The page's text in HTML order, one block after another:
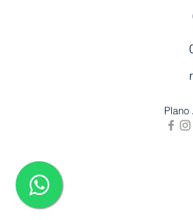
Plano